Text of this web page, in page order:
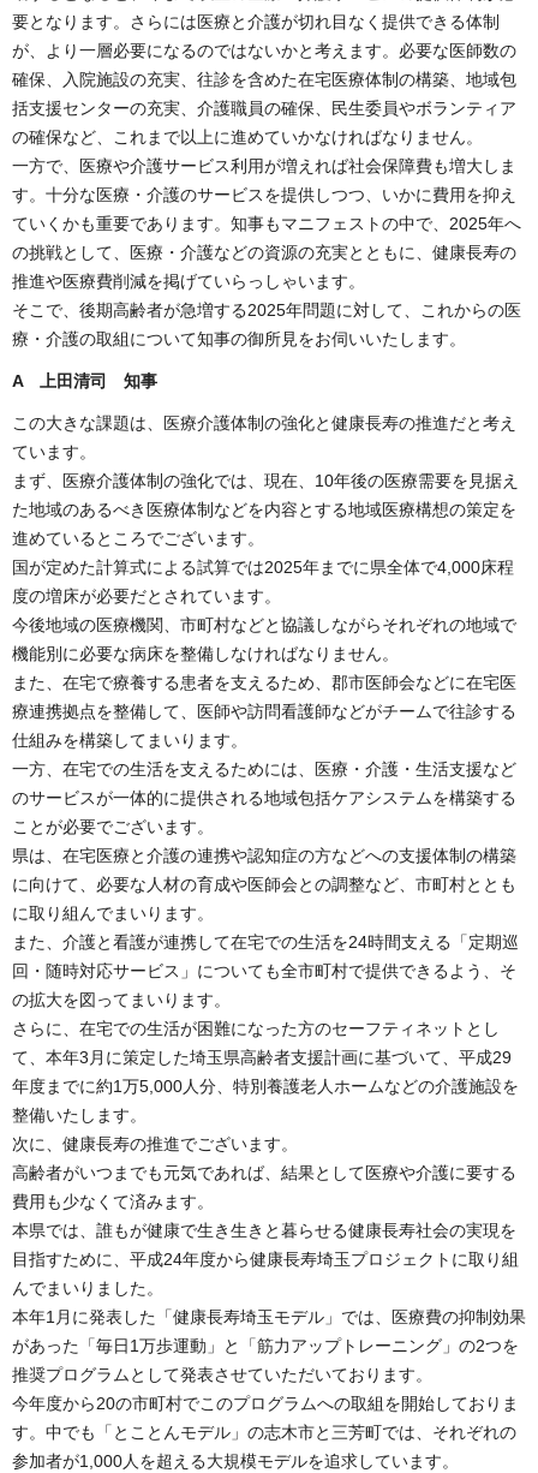
要となります。さらには医療と介護が切れ目なく提供できる体制
が、より一層必要になるのではないかと考えます。必要な医師数の
確保、入院施設の充実、往診を含めた在宅医療体制の構築、地域包
括支援センターの充実、介護職員の確保、民生委員やボランティア
の確保など、これまで以上に進めていかなければなりません。
一方で、医療や介護サービス利用が増えれば社会保障費も増大しま
す。十分な医療・介護のサービスを提供しつつ、いかに費用を抑え
ていくかも重要であります。知事もマニフェストの中で、2025年へ
の挑戦として、医療・介護などの資源の充実とともに、健康長寿の
推進や医療費削減を掲げていらっしゃいます。
そこで、後期高齢者が急増する2025年問題に対して、これからの医
療・介護の取組について知事の御所見をお伺いいたします。
A 上田清司 知事
この大きな課題は、医療介護体制の強化と健康長寿の推進だと考え
ています。
まず、医療介護体制の強化では、現在、10年後の医療需要を見据え
た地域のあるべき医療体制などを内容とする地域医療構想の策定を
進めているところでございます。
国が定めた計算式による試算では2025年までに県全体で4,000床程
度の増床が必要だとされています。
今後地域の医療機関、市町村などと協議しながらそれぞれの地域で
機能別に必要な病床を整備しなければなりません。
また、在宅で療養する患者を支えるため、郡市医師会などに在宅医
療連携拠点を整備して、医師や訪問看護師などがチームで往診する
仕組みを構築してまいります。
一方、在宅での生活を支えるためには、医療・介護・生活支援など
のサービスが一体的に提供される地域包括ケアシステムを構築する
ことが必要でございます。
県は、在宅医療と介護の連携や認知症の方などへの支援体制の構築
に向けて、必要な人材の育成や医師会との調整など、市町村ととも
に取り組んでまいります。
また、介護と看護が連携して在宅での生活を24時間支える「定期巡
回・随時対応サービス」についても全市町村で提供できるよう、そ
の拡大を図ってまいります。
さらに、在宅での生活が困難になった方のセーフティネットとし
て、本年3月に策定した埼玉県高齢者支援計画に基づいて、平成29
年度までに約1万5,000人分、特別養護老人ホームなどの介護施設を
整備いたします。
次に、健康長寿の推進でございます。
高齢者がいつまでも元気であれば、結果として医療や介護に要する
費用も少なくて済みます。
本県では、誰もが健康で生き生きと暮らせる健康長寿社会の実現を
目指すために、平成24年度から健康長寿埼玉プロジェクトに取り組
んでまいりました。
本年1月に発表した「健康長寿埼玉モデル」では、医療費の抑制効果
があった「毎日1万歩運動」と「筋力アップトレーニング」の2つを
推奨プログラムとして発表させていただいております。
今年度から20の市町村でこのプログラムへの取組を開始しておりま
す。中でも「とことんモデル」の志木市と三芳町では、それぞれの
参加者が1,000人を超える大規模モデルを追求しています。